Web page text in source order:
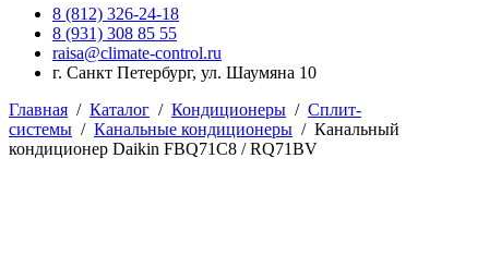
8 (812) 326-24-18
8 (931) 308 85 55
raisa@climate-control.ru
г. Санкт Петербург, ул. Шаумяна 10
Главная / Каталог / Кондиционеры / Сплит-
системы / Канальные кондиционеры / Канальный
кондиционер Daikin FBQ71C8 / RQ71BV